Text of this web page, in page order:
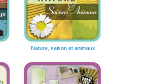
Nature, saison et animaux